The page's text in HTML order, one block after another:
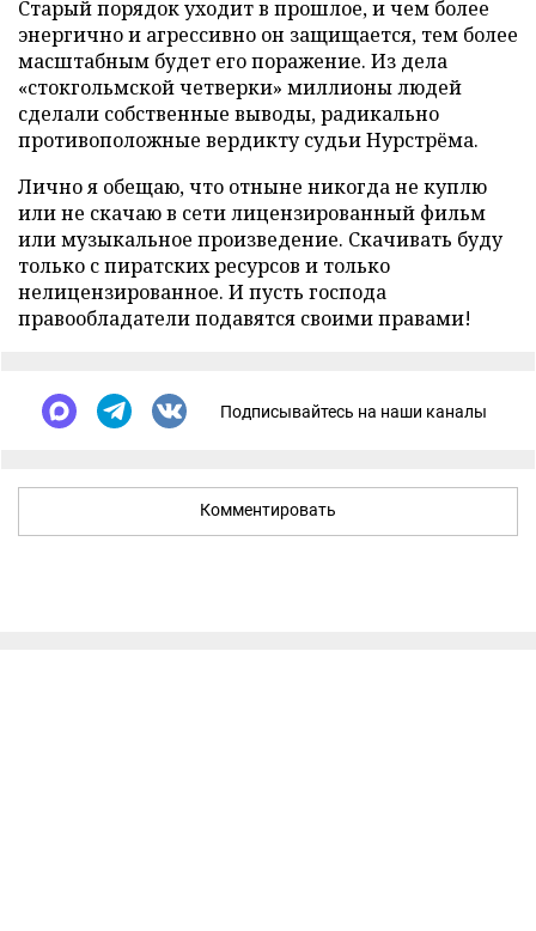
Старый порядок уходит в прошлое, и чем более
энергично и агрессивно он защищается, тем более
масштабным будет его поражение. Из дела
«стокгольмской четверки» миллионы людей
сделали собственные выводы, радикально
противоположные вердикту судьи Нурстрёма.
Лично я обещаю, что отныне никогда не куплю
или не скачаю в сети лицензированный фильм
или музыкальное произведение. Скачивать буду
только с пиратских ресурсов и только
нелицензированное. И пусть господа
правообладатели подавятся своими правами!
Подписывайтесь на наши каналы
Комментировать